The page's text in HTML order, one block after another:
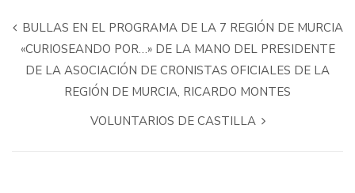
BULLAS EN EL PROGRAMA DE LA 7 REGIÓN DE MURCIA
«CURIOSEANDO POR…» DE LA MANO DEL PRESIDENTE
DE LA ASOCIACIÓN DE CRONISTAS OFICIALES DE LA
REGIÓN DE MURCIA, RICARDO MONTES
VOLUNTARIOS DE CASTILLA